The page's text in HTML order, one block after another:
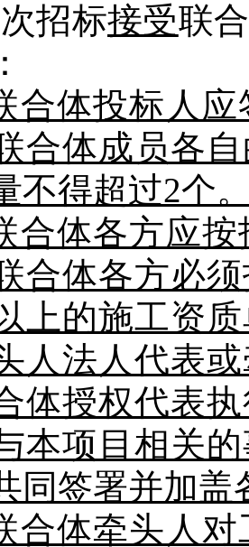
招标接受联
合体投标人
合体成员各
不得超过2个
合体各方应
合体各方必
上的施工资
人法人代表
体授权代表
本项目相关
同签署并加盖
合体牵头人